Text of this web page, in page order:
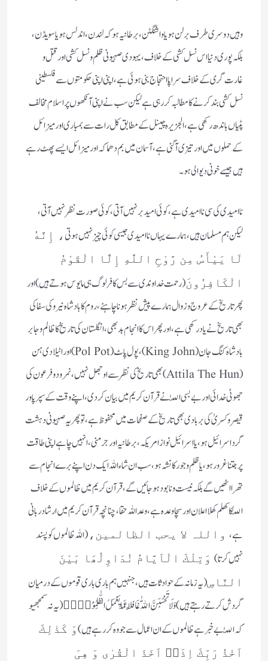
وہیں دوسری طرف برلن ہو یا واشنگٹن، برطانیہ ہو کہ لندن، اندلس ہو یا سویڈن،
بلکہ پوری دنیا اس نسل کشی کے خلاف، یہودی صہیونی ظلم و نسل کشی اور قتل و
غارت گری کے خلاف سراپا احتجاج بنی ہوئی ہے، اپنی اپنی حکومتوں سے فلسطینی
نسل کشی بند کرنے کا مطالبہ کر رہی ہے لیکن سب نے اپنی آنکھوں پر اسلام مخالف
پٹیاں باندھ رکھی ہے، الجزیرہ چینل کے مطابق کل رات سے بمباری اور میزائل
کے حملوں میں اور تیزی آگئی ہے، آسمان میں بم دھماکہ اور میزائل ایسے پھٹ رہے
ہیں جیسے خونی دیوالی ہو۔
ناامیدی کی سی ناامیدی ہے، کوئی امید بر نہیں آتی، کوئی صورت نظر نہیں آتی،
لیکن ہم مسلمان ہیں، ہمارے یہاں ناامیدی جیسی کوئی چیز نہیں ہوتی ، إِنَّهُ
لَا يَيْأَسُ مِن رَّوْحِ اللَّهِ إِلَّا الْقَوْمُ
الْكَافِرُونَ( رحمت خداوندی سے بس کافر لوگ ہی مایوس ہوتے ہیں) اور
پھر تاریخ کے عروج و زوال ہمارے پیش نظر ہونا چاہئے، روم کا بادشاہ نیرو کی سفاکی
بھی تاریخ نے یاد رکھی ہے، اور پھر اس کا انجام بد بھی، انگلستان کی تاریخ کا ظالم و جابر
بادشاہ کنگ جان (King John)، پول پاٹ (Pol Pot) اور اٹیلا دی ہن
(Attila The Hun) بھی تاریخ کی نظر سے اوجھل نہیں، نمرود و فرعون کی
جھوٹی خدائی اور بے بسی اللّٰہ نے قرآن کریم میں بیان کردی، اپنے وقت کے سپر پاور
قیصر و کسریٰ کی بربادی بھی تاریخ کے صفحات میں محفوظ ہے، تو پھر یہ صہیونی دہشت
گرد اسرائیل ہو ، یا اسرائیل نواز امریکہ، برطانیہ اور جرمنی، انہیں چاہے اپنی طاقت
پر جتنا غرور ہو، یا ظلم و جور کا نشہ ہو، سب ان شاءاللہ ایک دن اپنے برے انجام سے
تھرا اٹھیں گے بلکہ نیست و نابود ہو جائیں گے، قرآن کریم میں ظالموں کے خلاف
اللّٰہ کا کھلم کھلا اعلان اور سچا وعدہ ہے،وعد اللہ حقا، چنانچہ قرآن کریم میں ارشاد ربانی
ہے، واللہ لا یحب الظالمین، ( اللہ ظالموں کو پسند
نہیں کرتا) وَتِلْكَ الْاَيَّامُ نُدَاوِلُھَا بَيْنَ
النَّاسِ( یہ زمانہ کے حوادثات ہیں، جنہیں ہم باری باری قوموں کے درمیان
گردش کرتے رہتے ہیں) وَ لَا تَحْسَبَنَّ اللّٰهَ غَافِلًا عَمَّا یَعْمَلُ الظّٰلِمُوْنَ۬ؕ ( یہ نہ سمجھیو
کہ اللّٰہ بے خبر ہے ظالموں کے ان اعمال سے جو وہ کررہے ہیں)وَ كَذٰلِكَ
اَخْذُ رَبِّكَ اِذَاۤ اَخَذَ الْقُرٰى وَ هِیَ